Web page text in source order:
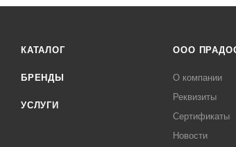
КАТАЛОГ
БРЕНДЫ
УСЛУГИ
ООО
О компании
Реквизиты
Сертификаты
Новости